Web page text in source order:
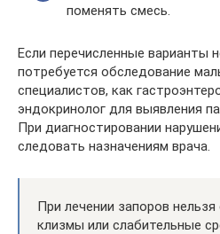
поменять смесь.
Если перечисленные варианты
потребуется обследование
специалистов, как
эндокринолог для выявления
При диагностировании
следовать назначениям врача.
При лечении запоров
клизмы или слабительные